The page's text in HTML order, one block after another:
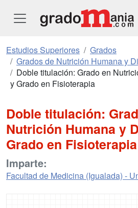
Estudios Superiores
Grados
Grados de Nutrición Humana y
Doble titulación: Grado en
y Grado en Fisioterapia
Doble titulación:
Nutrición Humana y
Grado en Fisioterapia
Imparte:
Facultad de Medicina (Igualada) -